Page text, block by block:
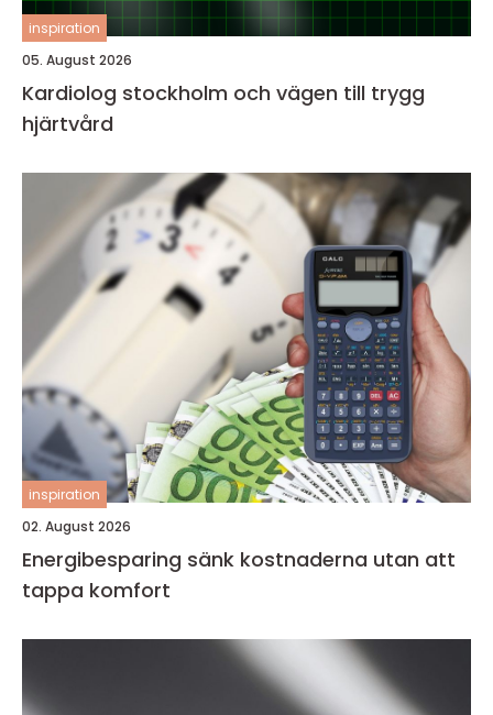
inspiration
05. August 2026
Kardiolog stockholm och vägen till trygg
hjärtvård
inspiration
02. August 2026
Energibesparing sänk kostnaderna utan att
tappa komfort